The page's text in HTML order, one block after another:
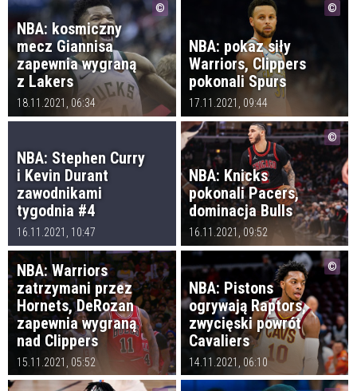
NBA: kosmiczny
mecz Giannisa
zapewnia wygraną
z Lakers
18.11.2021, 06:34
NBA: pokaz siły
Warriors, Clippers
pokonali Spurs
17.11.2021, 09:44
NBA: Stephen Curry
i Kevin Durant
zawodnikami
tygodnia #4
16.11.2021, 10:47
NBA: Knicks
pokonali Pacers,
dominacja Bulls
16.11.2021, 09:52
NBA: Warriors
zatrzymani przez
Hornets, DeRozan
zapewnia wygraną
nad Clippers
15.11.2021, 05:52
NBA: Pistons
ogrywają Raptors,
zwycięski powrót
Cavaliers
14.11.2021, 06:10